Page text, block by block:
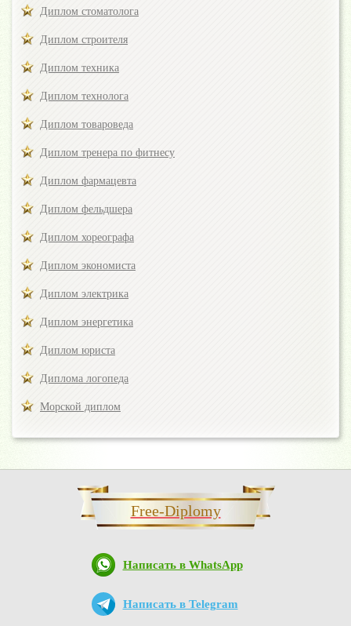
Диплом стоматолога
Диплом строителя
Диплом техника
Диплом технолога
Диплом товароведа
Диплом тренера по фитнесу
Диплом фармацевта
Диплом фельдшера
Диплом хореографа
Диплом экономиста
Диплом электрика
Диплом энергетика
Диплом юриста
Диплома логопеда
Морской диплом
Free-Diplomy
Написать в WhatsApp
Написать в Telegram